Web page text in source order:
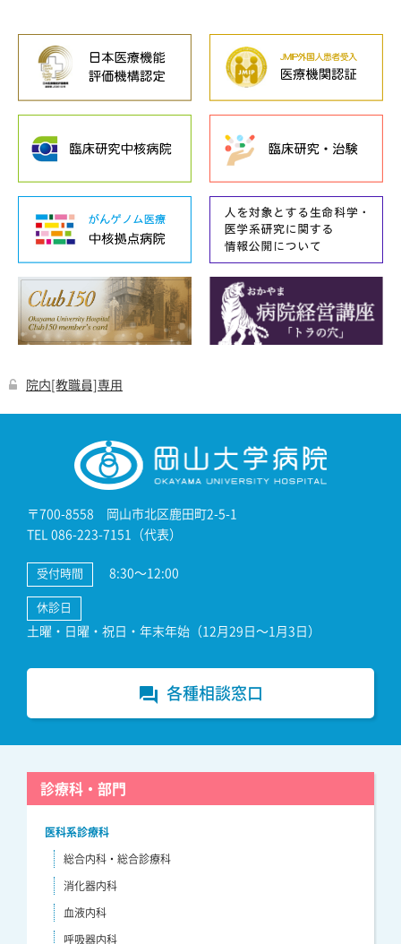
院内[教職員]専用
〒700-8558 岡山市北区鹿田町2-5-1
TEL 086-223-7151（代表）
受付時間 8:30～12:00
休診日
土曜・日曜・祝日・年末年始（12月29日～1月3日）
forum 各種相談窓口
診療科・部門
医科系診療科
総合内科・総合診療科
消化器内科
血液内科
呼吸器内科